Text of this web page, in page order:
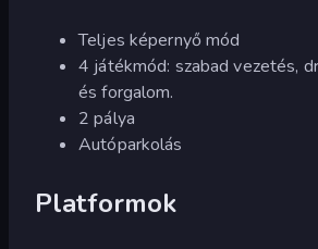
Teljes képernyő mód
4 játékmód: szabad vezetés,
és forgalom.
2 pálya
Autóparkolás
Platformok